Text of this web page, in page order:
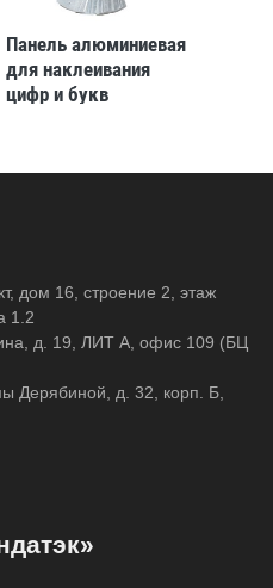
Панель алюминиевая
для наклеивания
цифр и букв
мм, b-500,b-946,b-
дом 16, строение 2, этаж
1.2
д. 19, ЛИТ А, офис 109 (БЦ
Дерябиной, д. 32, корп. Б,